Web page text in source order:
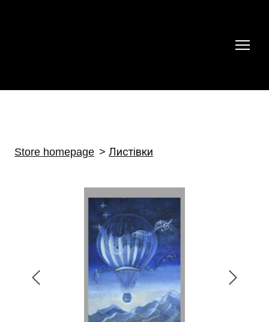
Store homepage Листівки